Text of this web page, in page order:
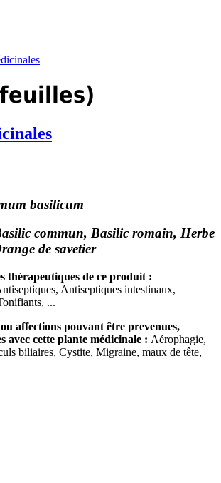
basilicum
commun, Basilic romain, Herbe
de savetier
thérapeutiques de ce produit :
Antiseptiques intestinaux,
...
affections pouvant être prevenues,
avec cette plante médicinale : Aérophagie,
biliaires, Cystite, Migraine, maux de tête,